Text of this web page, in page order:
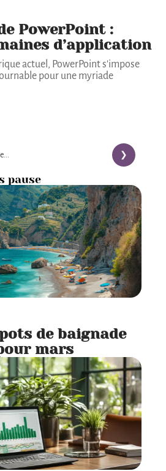
PowerPoint :
d’application
actuel, PowerPoint s'impose
pour une myriade
pause
de baignade
mars